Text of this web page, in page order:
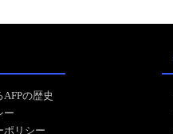
の歴史
ー
ポリシー